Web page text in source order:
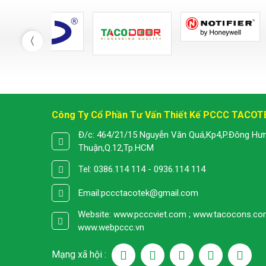
Công Ty Cổ Phần Tư Vấn Thiết Kế PCCC
Đ/c: 464/21/15 Nguyễn Văn Quá,Kp4,P.Đông
Thuận,Q.12,Tp.HCM
Tel: 0386.114 114 - 0936.114 114
Email:pccctacotek@gmail.com
Website: www.pcccviet.com ;
www.webpccc.vn
Mạng xã hội :